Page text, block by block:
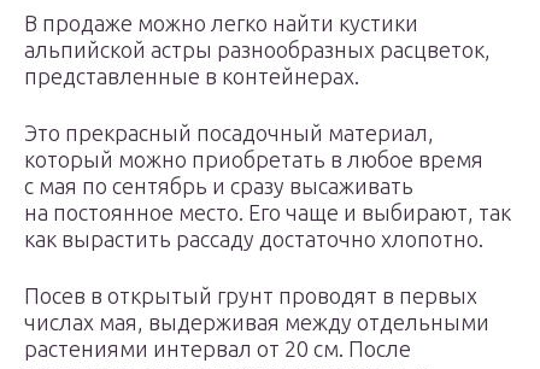
В продаже можно легко найти кустики
альпийской астры разнообразных расцветок,
представленные в контейнерах.
Это прекрасный посадочный материал,
который можно приобретать в любое время
с мая по сентябрь и сразу высаживать
на постоянное место. Его чаще и выбирают, так
как вырастить рассаду достаточно хлопотно.
Посев в открытый грунт проводят в первых
числах мая, выдерживая между отдельными
растениями интервал от 20 см. После